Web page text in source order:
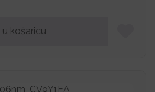
u košaricu